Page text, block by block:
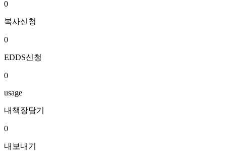
0
복사신청
0
EDDS신청
0
usage
내책장담기
0
내보내기